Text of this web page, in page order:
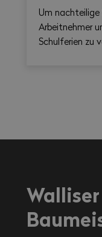
Um
Arbeitnehmer
Schulferien zu
Walliser